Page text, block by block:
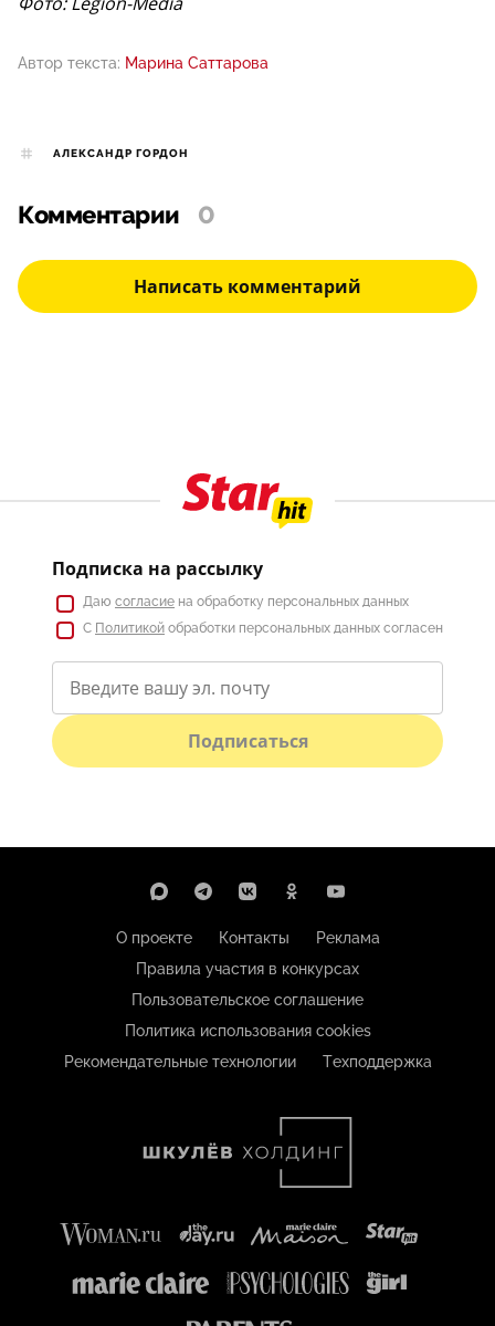
Автор текста: Марина Саттарова
АЛЕКСАНДР ГОРДОН
Комментарии 0
Написать комментарий
Подписка на рассылку
Даю согласие на обработку персональных данных
С Политикой обработки персональных данных согласен
Подписаться
О проекте Контакты
Реклама
Правила участия в конкурсах
Пользовательское соглашение
Политика использования cookies
Рекомендательные технологии
Техподдержка